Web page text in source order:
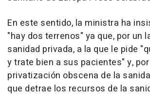
En este sentido, la ministra ha
"hay dos terrenos" ya que, por un
sanidad privada, a la que le pide
y trate bien a sus pacientes" y,
privatización obscena de la
que detrae los recursos de la